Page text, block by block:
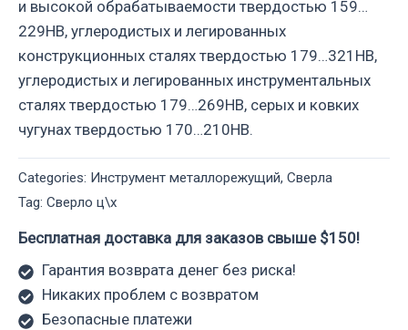
и высокой обрабатываемости твердостью 159…
229НВ, углеродистых и легированных
конструкционных сталях твердостью 179…321НВ,
углеродистых и легированных инструментальных
сталях твердостью 179…269НВ, серых и ковких
чугунах твердостью 170…210НВ.
Categories: Инструмент металлорежущий, Сверла
Tag: Сверло ц\х
Бесплатная доставка для заказов свыше $150!
Гарантия возврата денег без риска!
Никаких проблем с возвратом
Безопасные платежи